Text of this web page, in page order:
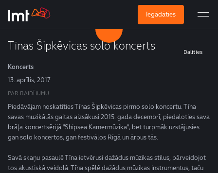
Iegādāties
Tīnas Šipkēvicas solo koncerts Dalīties
Koncerts
13. aprīlis, 2017
PAR RAIDĪJUMU
Piedāvājam noskatīties Tīnas Šipkēvicas pirmo solo koncertu. Tīna
savas muzikālās gaitas aizsākusi 2015. gada decembrī, piedaloties sava
brāļa koncertsērijā "Shipsea.Kamermūzika", bet turpmāk uzstājusies
gan solo koncertos, gan festivālos Rīgā un ārpus tās.
Savā skaņu pasaulē Tīna ietvērusi dažādus mūzikas stilus, pārveidojot
tos akustiskā veidolā. Tīna spēlē dažādus mūzikas instrumentus, taču